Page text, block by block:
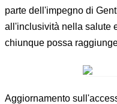
parte dell'impegno di
all'inclusività nella salute
chiunque possa
Aggiornamento